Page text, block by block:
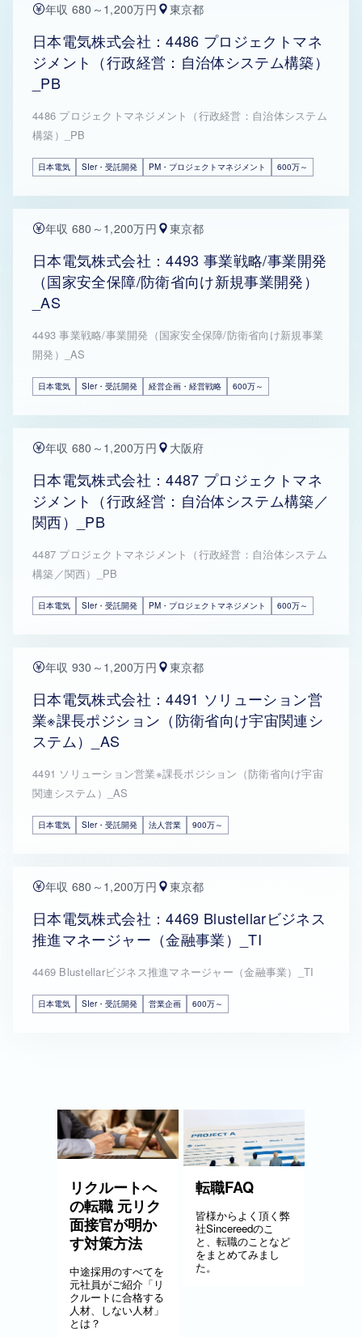
年収 680～1,200万円 東京都
日本電気株式会社：4486 プロジェクトマネ
ジメント（行政経営：自治体システム構築）
_PB
4486 プロジェクトマネジメント（行政経営：自治体システム
構築）_PB
日本電気 SIer・受託開発 PM・プロジェクトマネジメント 600万～
年収 680～1,200万円 東京都
日本電気株式会社：4493 事業戦略/事業開発
（国家安全保障/防衛省向け新規事業開発）
_AS
4493 事業戦略/事業開発（国家安全保障/防衛省向け新規事業
開発）_AS
日本電気 SIer・受託開発 経営企画・経営戦略 600万～
年収 680～1,200万円 大阪府
日本電気株式会社：4487 プロジェクトマネ
ジメント（行政経営：自治体システム構築／
関西）_PB
4487 プロジェクトマネジメント（行政経営：自治体システム
構築／関西）_PB
日本電気 SIer・受託開発 PM・プロジェクトマネジメント 600万～
年収 930～1,200万円 東京都
日本電気株式会社：4491 ソリューション営
業※課長ポジション（防衛省向け宇宙関連シ
ステム）_AS
4491 ソリューション営業※課長ポジション（防衛省向け宇宙
関連システム）_AS
日本電気 SIer・受託開発 法人営業 900万～
年収 680～1,200万円 東京都
日本電気株式会社：4469 Blustellarビジネス
推進マネージャー（金融事業）_TI
4469 Blustellarビジネス推進マネージャー（金融事業）_TI
日本電気 SIer・受託開発 営業企画 600万～
リクルートへ
の転職 元リク
面接官が明か
す対策方法
中途採用のすべてを
元社員がご紹介「リ
クルートに合格する
人材、しない人材」
とは？
転職FAQ
皆様からよく頂く弊
社Sincereedのこ
と、転職のことなど
をまとめてみまし
た。